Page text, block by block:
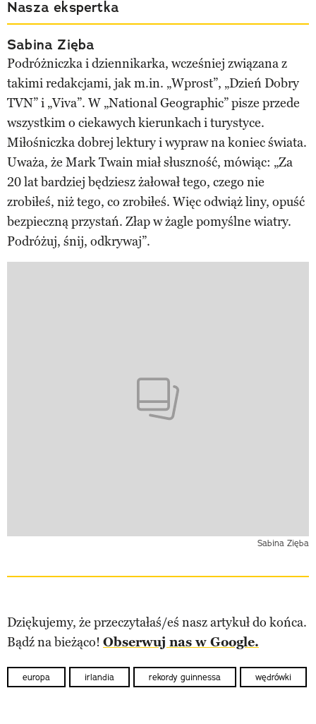
Nasza ekspertka
Sabina Zięba
Podróżniczka i dziennikarka, wcześniej związana z
takimi redakcjami, jak m.in. „Wprost”, „Dzień Dobry
TVN” i „Viva”. W „National Geographic” pisze przede
wszystkim o ciekawych kierunkach i turystyce.
Miłośniczka dobrej lektury i wypraw na koniec świata.
Uważa, że Mark Twain miał słuszność, mówiąc: „Za
20 lat bardziej będziesz żałował tego, czego nie
zrobiłeś, niż tego, co zrobiłeś. Więc odwiąż liny, opuść
bezpieczną przystań. Złap w żagle pomyślne wiatry.
Podróżuj, śnij, odkrywaj”.
Sabina Zięba
Dziękujemy, że przeczytałaś/eś nasz artykuł do końca.
Bądź na bieżąco! Obserwuj nas w Google.
europa irlandia rekordy guinnessa wędrówki